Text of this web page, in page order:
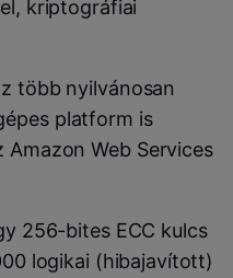
kriptográfiai
több nyilvánosan
platform is
Web Services
256-bites ECC kulcs
logikai (hibajavított)